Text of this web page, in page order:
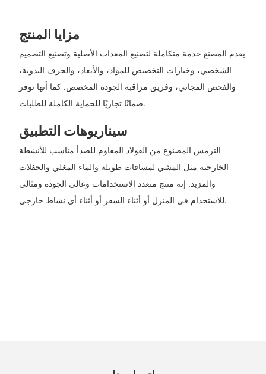
مزايا المنتج
يقدم المصنع خدمة متكاملة لتصنيع المعدات الأصلية وتصنيع التصميم
الشخصي، وخيارات التخصيص للمواد، والأبعاد، والحرف اليدوية،
والفحص المجاني، وفريق مراقبة الجودة المخصص. كما أنها توفر
ضمانًا تجاريًا للحماية الكاملة للطلبات.
سيناريوهات التطبيق
الترمس المصنوع من الفولاذ المقاوم للصدأ مناسب للأنشطة
الخارجية مثل المشي لمسافات طويلة والماء المغلي والحفلات
والمزيد. إنه منتج متعدد الاستخدامات وعالي الجودة ومثالي
للاستخدام في المنزل أو أثناء السفر أو أثناء أي نشاط خارجي.